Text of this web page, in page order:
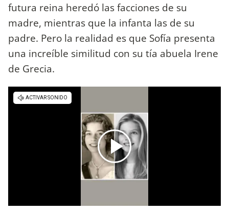
futura reina heredó las facciones de su
madre, mientras que la infanta las de su
padre. Pero la realidad es que Sofía presenta
una increíble similitud con su tía abuela Irene
de Grecia.